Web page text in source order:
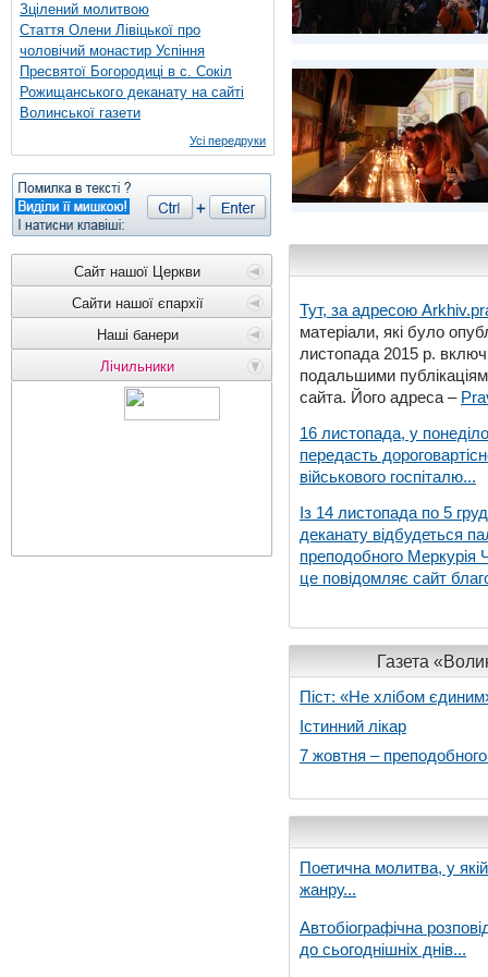
Зцілений молитвою
Стаття Олени Лівіцької про
чоловічий монастир Успіння
Пресвятої Богородиці в с. Сокіл
Рожищанського деканату на сайті
Волинської газети
Усі передруки
Сайт нашої Церкви
Сайти нашої єпархії
Наші банери
Лічильники
Тут, за адресою
матеріали, які було
листопада 2015 р.
подальшими
сайта. Його адреса –
16 листопада, у
передасть
військового госпіталю...
Із 14 листопада по 5
деканату відбудеться
преподобного Меркурія
це повідомляє сайт
Газета
Піст: «Не хлібом
Істинний лікар
7 жовтня –
Поетична молитва, у
жанру...
Автобіографічна
до сьогоднішніх днів...